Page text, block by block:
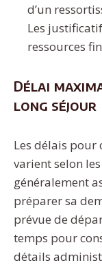
d’un
Les
ressources
Délai
long séjour
Les délais pour
varient selon
généralement
préparer sa
prévue de
temps pour
détails